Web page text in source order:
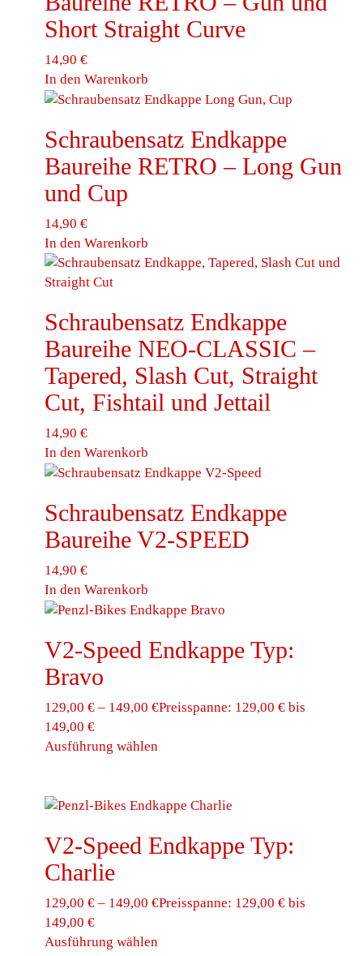
Short Straight Curve
14,90 €
In den Warenkorb
Schraubensatz Endkappe
Baureihe RETRO – Long Gun
und Cup
14,90 €
In den Warenkorb
Schraubensatz Endkappe
Baureihe NEO-CLASSIC –
Tapered, Slash Cut, Straight
Cut, Fishtail und Jettail
14,90 €
In den Warenkorb
Schraubensatz Endkappe
Baureihe V2-SPEED
14,90 €
In den Warenkorb
V2-Speed Endkappe Typ:
Bravo
129,00 € – 149,00 €Preisspanne: 129,00 € bis
149,00 €
Ausführung wählen
V2-Speed Endkappe Typ:
Charlie
129,00 € – 149,00 €Preisspanne: 129,00 € bis
149,00 €
Ausführung wählen